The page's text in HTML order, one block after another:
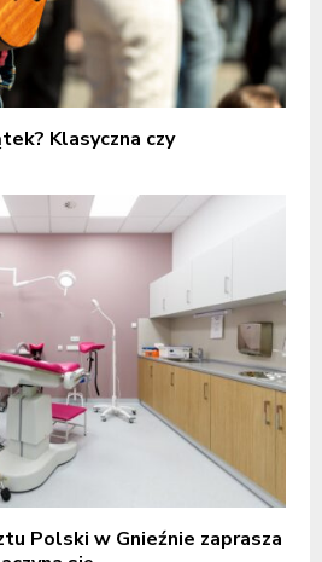
Klasyczna czy
Polski w Gnieźnie zaprasza